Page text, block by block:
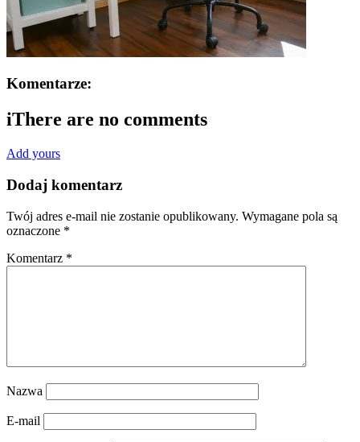
Komentarze:
iThere are no comments
Add yours
Dodaj komentarz
Twój adres e-mail nie zostanie opublikowany. Wymagane pola są
oznaczone *
Komentarz *
Nazwa
E-mail